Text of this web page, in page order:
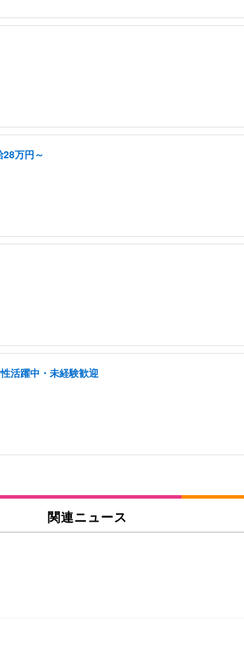
万円～
活躍中・未経験歓迎
関連ニュース